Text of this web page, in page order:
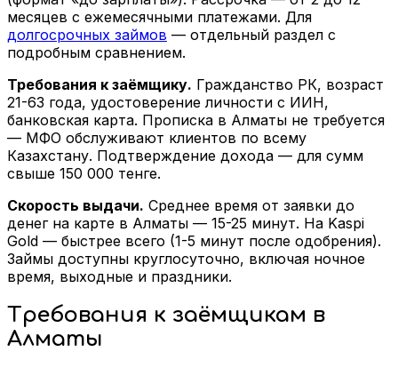
месяцев с ежемесячными платежами. Для
долгосрочных займов — отдельный раздел с
подробным сравнением.
Требования к заёмщику. Гражданство РК, возраст
21-63 года, удостоверение личности с ИИН,
банковская карта. Прописка в Алматы не требуется
— МФО обслуживают клиентов по всему
Казахстану. Подтверждение дохода — для сумм
свыше 150 000 тенге.
Скорость выдачи. Среднее время от заявки до
денег на карте в Алматы — 15-25 минут. На Kaspi
Gold — быстрее всего (1-5 минут после одобрения).
Займы доступны круглосуточно, включая ночное
время, выходные и праздники.
Требования к заёмщикам в
Алматы